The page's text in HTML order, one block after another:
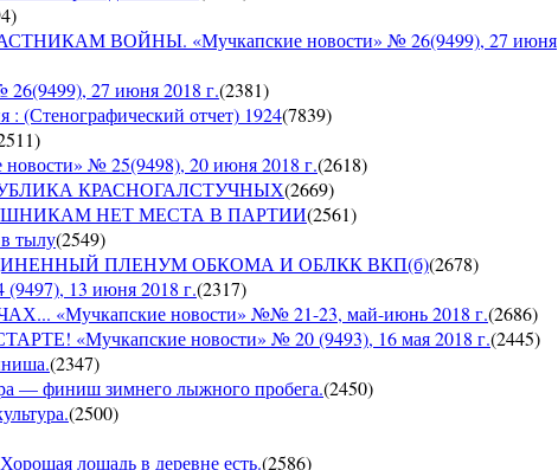
)
ВОЙНЫ. «Мучкапские новости» № 26(9499), 27 июня
27 июня 2018 г.(2381)
: (Стенографический отчет) 1924(7839)
)
№ 25(9498), 20 июня 2018 г.(2618)
КРАСНОГАЛСТУЧНЫХ(2669)
НЕТ МЕСТА В ПАРТИИ(2561)
тылу(2549)
ПЛЕНУМ ОБКОМА И ОБЛКК ВКП(б)(2678)
13 июня 2018 г.(2317)
«Мучкапские новости» №№ 21-23, май-июнь 2018 г.(2686)
новости» № 20 (9493), 16 мая 2018 г.(2445)
(2347)
— финиш зимнего лыжного пробега.(2450)
(2500)
лошадь в деревне есть.(2586)